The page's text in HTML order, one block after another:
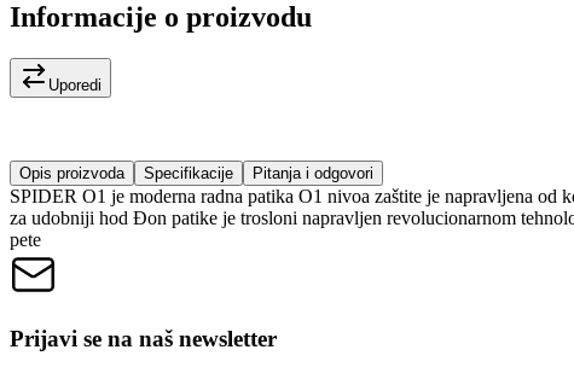
Informacije o proizvodu
Uporedi
Opis proizvoda Specifikacije Pitanja i odgovori
SPIDER O1 je moderna radna patika O1 nivoa zaštite je napravljena
za udobniji hod Đon patike je trosloni napravljen revolucionarnom
pete
Prijavi se na naš newsletter